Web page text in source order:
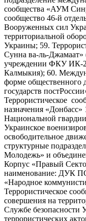
сообщества «АУМ
сообщество 46-й
Вооруженных сил
территориальной
Украины; 59.
Сунна ва-ль-Джамаат»
учреждении ФКУ ИК-
Калмыкия); 60.
форме
государств
Террористическое
назначения «Донбасс»
Национальной
Украинское
освободительное
структурные
Молодежь» и
Корпус «Правый
наименование: ДУК
«Народное
Террористическое
совершения на
Службе безопасности
террористических